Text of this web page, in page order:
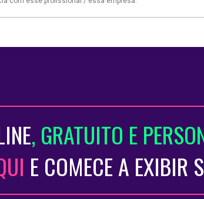
, GRATUITO E
E COMECE A EXIBIR